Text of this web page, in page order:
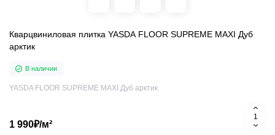
Кварцвиниловая плитка YASDA FLOOR SUPREME MAXI Дуб
арктик
В наличии
YASDA FLOOR SUPREME MAXI Дуб арктик
1 990₽/м²